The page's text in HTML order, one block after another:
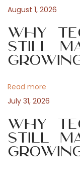
n
a
i
g
a
s
o
s
t
u
s
e
t
u
t
i
l
s
August 1, 2026
Why
Still
Read more
July 31, 2026
Why
Still